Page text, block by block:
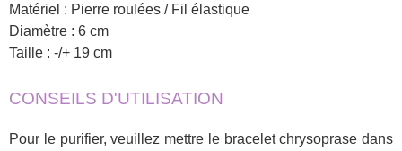
Matériel : Pierre roulées / Fil élastique
Diamètre : 6 cm
Taille : -/+ 19 cm
CONSEILS D'UTILISATION
Pour le purifier, veuillez mettre le bracelet chrysoprase dans